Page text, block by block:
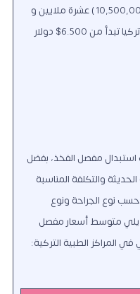
ملايين وخمسمائة الف دينار عراقي و ( 10,500,000 ) عشرة ملايين و
خمسمائة الف دينار عراقي تقريباً، أمّا في تركيا تبدأ من 6.500$ دولار
استبدال مفصل الفخذ، بفضل
والتكلفة المناسبة
حسب نوع الجراحة ونوع
يلي متوسط أسعار مفصل
في المراكز الطبية التركية: